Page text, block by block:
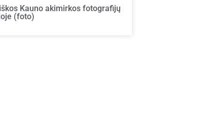
Kauno akimirkos fotografijų
(foto)